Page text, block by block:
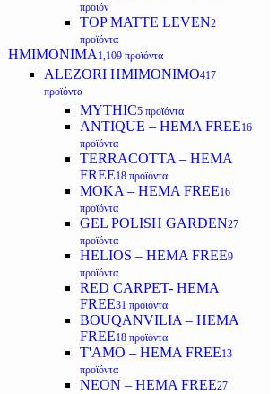
προϊόν
TOP MATTE LEVEN2
προϊόντα
ΗΜΙΜΟΝΙΜΑ 1,109 προϊόντα
ALEZORI ΗΜΙΜΟΝΙΜΟ417
προϊόντα
MYTHIC5 προϊόντα
ANTIQUE – HEMA FREE16
προϊόντα
TERRACOTTA – HEMA
FREE18 προϊόντα
MOKA – HEMA FREE16
προϊόντα
GEL POLISH GARDEN27
προϊόντα
HELIOS – HEMA FREE9
προϊόντα
RED CARPET- HEMA
FREE31 προϊόντα
BOUQANVILIA – HEMA
FREE18 προϊόντα
T'AMO – HEMA FREE13
προϊόντα
NEON – HEMA FREE27